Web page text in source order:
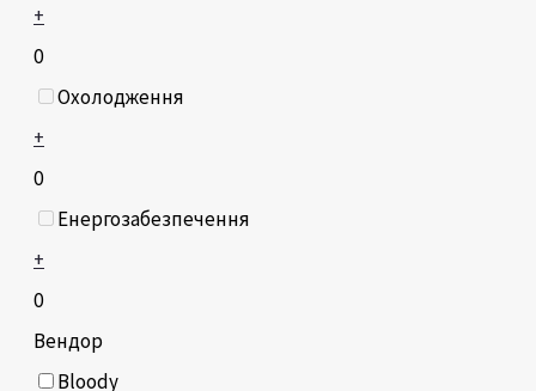
+
0
Охолодження
+
0
Енергозабезпечення
+
0
Вендор
Bloody